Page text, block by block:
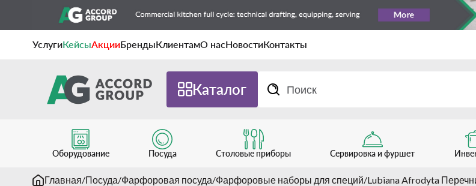
УслугиКейсыАкцииБрендыКлиентамО насНовостиКонтакты
Каталог
Оборудование Посуда Столовые приборы Сервировка и фуршет
Главная Посуда Фарфоровая посуда Фарфоровые наборы для специй Lubiana Afrodyta